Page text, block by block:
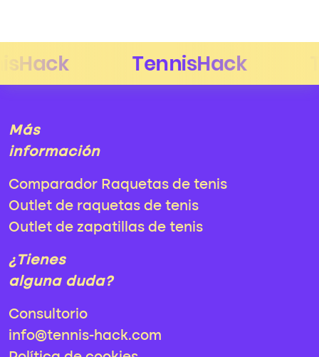
Más
información
Comparador Raquetas de tenis
Outlet de raquetas de tenis
Outlet de zapatillas de tenis
¿Tienes
alguna duda?
Consultorio
info@tennis-hack.com